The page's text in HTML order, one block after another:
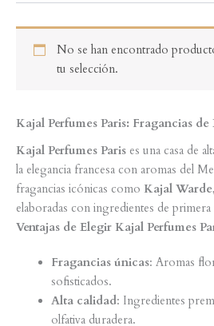
No se han encontrado
tu selección.
Kajal Perfumes Paris: Fragancias
Kajal Perfumes Paris es una casa de
la elegancia francesa con aromas del
fragancias icónicas como Kajal Warde,
elaboradas con ingredientes de primera
Ventajas de Elegir Kajal Perfumes
Fragancias únicas: Aromas
sofisticados.
Alta calidad: Ingredientes
olfativa duradera.